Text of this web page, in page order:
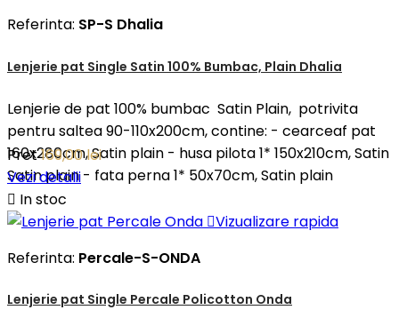
Referinta: SP-S Dhalia
Lenjerie pat Single Satin 100% Bumbac, Plain Dhalia
Lenjerie de pat 100% bumbac Satin Plain, potrivita
pentru saltea 90-110x200cm, contine: - cearceaf pat
160x280cm, Satin plain - husa pilota 1* 150x210cm, Satin
Satin plain - fata perna 1* 50x70cm, Satin plain
Pret169,00 lei
Vezi detalii
 In stoc
Vizualizare rapida
Referinta: Percale-S-ONDA
Lenjerie pat Single Percale Policotton Onda